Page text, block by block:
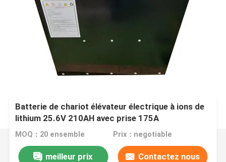
Batterie de chariot élévateur électrique à ions de
lithium 25.6V 210AH avec prise 175A
MOQ：20 ensemble Prix：negotiable
meilleur prix Contactez nous